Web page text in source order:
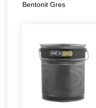
Bentonit Gres